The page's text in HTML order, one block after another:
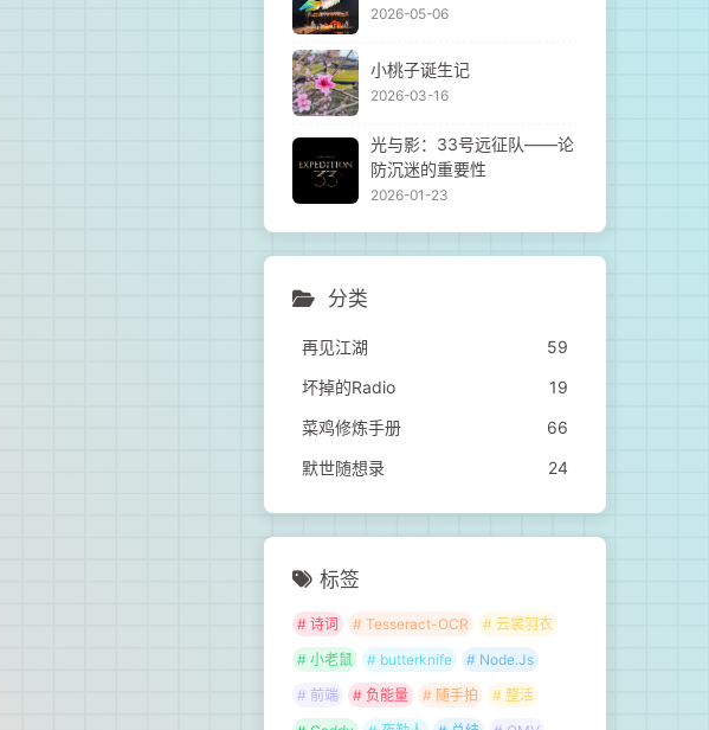
2026-05-06
小桃子诞生记
2026-03-16
光与影：33号远征队——论
防沉迷的重要性
2026-01-23
分类
再见江湖
59
坏掉的Radio
19
菜鸡修炼手册
66
默世随想录
24
标签
# 诗词 # Tesseract-OCR
# 云裳羽衣
# 小老鼠
# butterknife
# Node.Js
# 前端
# 负能量 # 随手拍
# 整活